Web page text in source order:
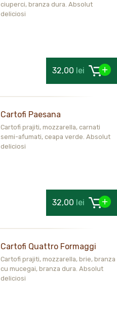
ciuperci, branza dura. Absolut
deliciosi
32,00 lei
Cartofi Paesana
Cartofi prajiti, mozzarella, carnati
semi-afumati, ceapa verde. Absolut
deliciosi
32,00 lei
Cartofi Quattro Formaggi
Cartofi prajiti, mozzarella, brie, branza
cu mucegai, branza dura. Absolut
deliciosi